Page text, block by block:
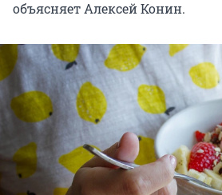
объясняет Алексей Конин.